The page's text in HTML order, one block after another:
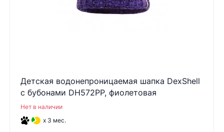
Детская водонепроницаемая шапка DexShell
с бубонами DH572PP, фиолетовая
Нет в наличии
x 3 мес.